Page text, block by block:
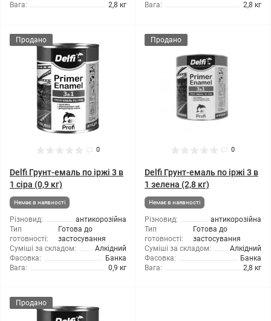
Вага:
2,8 кг
Вага:
2,8 кг
Продано
0
Delfi Грунт-емаль по іржі 3 в
1 сіра (0,9 кг)
Немає в наявності
Різновид:
антикорозійна
Тип
готовності:
Готова до
застосування
Суміші за складом:
Алкідний
Фасовка:
Банка
Вага:
0,9 кг
Продано
0
Delfi Грунт-емаль по іржі 3 в
1 зелена (2,8 кг)
Немає в наявності
Різновид:
антикорозійна
Тип
готовності:
Готова до
застосування
Суміші за складом:
Алкідний
Фасовка:
Банка
Вага:
2,8 кг
Продано